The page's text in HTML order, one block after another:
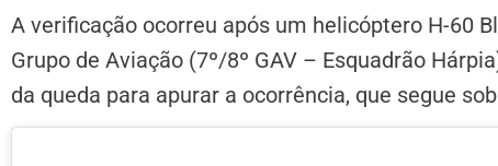
A verificação ocorreu após um helicóptero H-60
Grupo de Aviação (7º/8º GAV – Esquadrão
da queda para apurar a ocorrência, que segue